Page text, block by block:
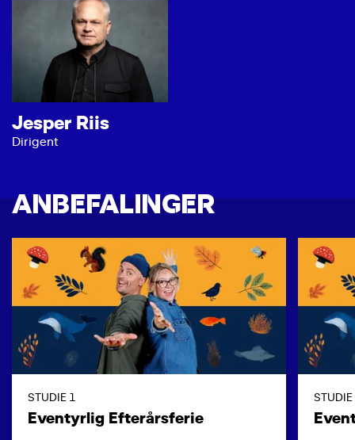
Jesper Riis
Dirigent
ANBEFALINGER
STUDIE 1
Eventyrlig Efterårsferie